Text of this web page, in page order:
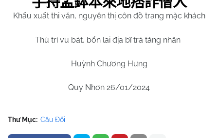
Khẩu xuất thi văn, nguyên thị côn đồ trang mặc khách
Thủ trì vu bát, bổn lai địa bĩ trá tăng nhân
Huỳnh Chương Hưng
Quy Nhơn 26/01/2024
Thư Mục: Câu Đối